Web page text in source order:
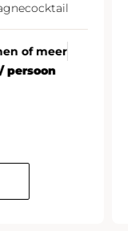
of meer
persoon